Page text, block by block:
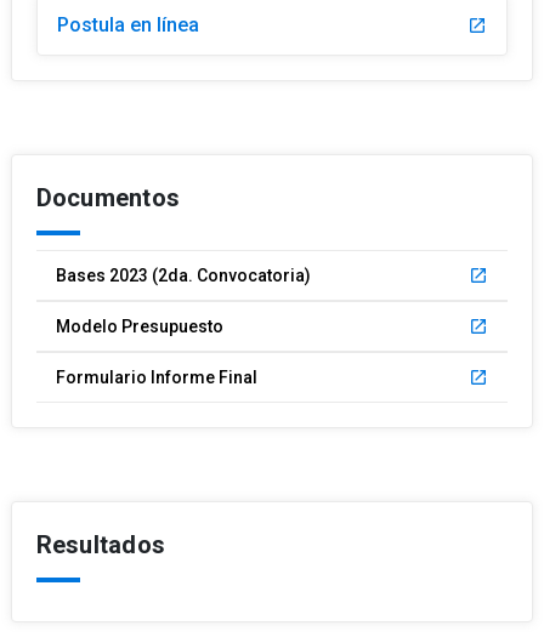
Postula en línea launch
Documentos
Bases 2023 (2da. Convocatoria) launch
Modelo Presupuesto launch
Formulario Informe Final launch
Resultados